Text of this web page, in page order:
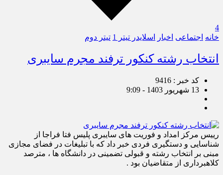
4
خانه اجتماعی اخبار اسلایدر تیتر 1 تیتر دوم
انتخاب رشته کنکور ترفند مجرم سایبری
کد خبر : 9416
13 شهریور 1403 - 9:09
رییس مرکز امداد و فوریت های سایبری پلیس فتا فراجا از
شناسایی و دستگیری فردی خبر داد که با تبلیغات در فضای مجازی
مبنی بر انتخاب رشته و قبولی تضمینی در دانشگاه ها ، مترصد
کلاهبرداری از متقاضیان بود .